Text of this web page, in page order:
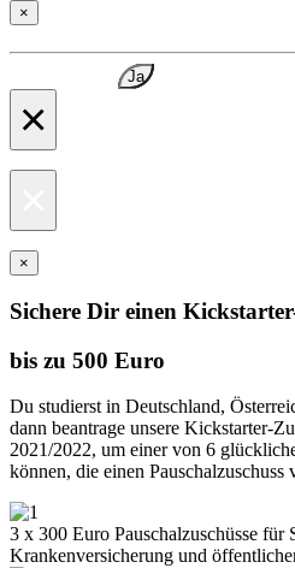
×
Ja
×
×
Sichere Dir einen
bis zu 500 Euro
Du studierst in Deutschland,
dann beantrage unsere Kickstarter-
2021/2022, um einer von 6
können, die einen
3 x 300 Euro Pauschalzuschüsse für
Krankenversicherung und